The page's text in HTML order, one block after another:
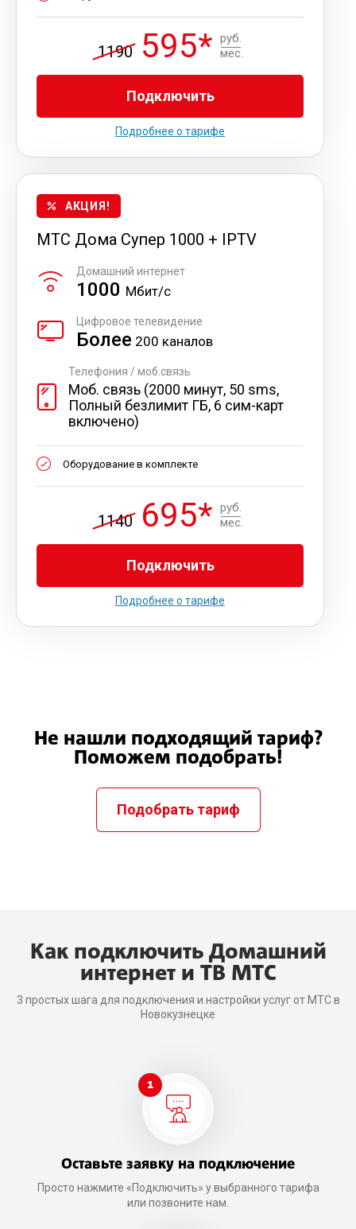
1190 595* руб.
мес.
Подключить
Подробнее о тарифе
МТС Дома Супер 1000 + IPTV
АКЦИЯ!
1000 Мбит/с
Домашний интернет
Более 200 каналов
Цифровое телевидение
Моб. связь (2000 минут, 50 sms,
Полный безлимит ГБ, 6 сим-карт
включено)
Телефония / моб.связь
Оборудование в комплекте
1140 695* руб.
мес.
Подключить
Подробнее о тарифе
Не нашли подходящий тариф?
Поможем подобрать!
Подобрать тариф
Как подключить Домашний
интернет и ТВ МТС
3 простых шага для подключения и настройки услуг от МТС в
Новокузнецке
1
Оставьте заявку на подключение
Просто нажмите «Подключить» у выбранного тарифа
или позвоните нам.